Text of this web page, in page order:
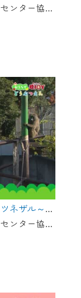
世界屈指のサル類動物園・日本モンキーセンター協力の親子で学べる動物番組。
おうちで猿ジョイどうぶつえん～ワオキツネザル～（2024年10月16日初回放送）
世界屈指のサル類動物園・日本モンキーセンター協力の親子で学べる動物番組。